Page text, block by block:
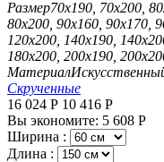
Размер70х190, 70х200,
80х200, 90х160, 90х170,
120х200, 140х190,
180х200, 200х190,
Материал
Скрученные
16 024 Р 10 416 Р
Вы экономите: 5 608 Р
Ширина :
Длина :